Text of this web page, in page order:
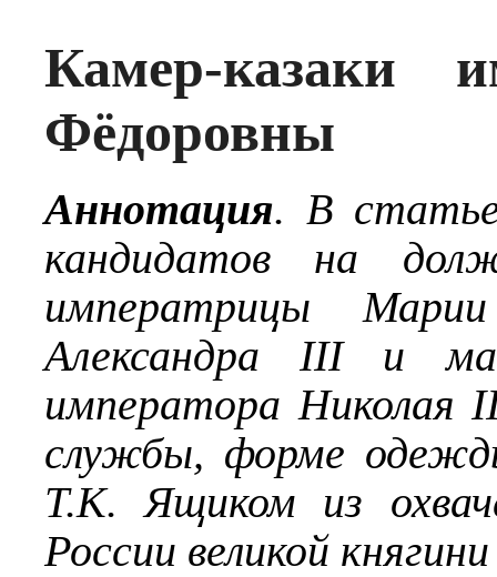
Камер-казаки
Фёдоровны
Аннотация. В статье
кандидатов на
императрицы
Александра III
и
императора Николая
службы, форме
Т.К. Ящиком из
России великой